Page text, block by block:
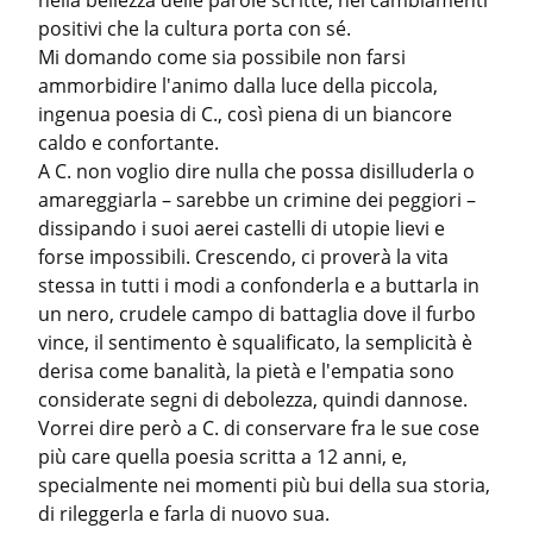
positivi che la cultura porta con sé.
Mi domando come sia possibile non farsi
ammorbidire l'animo dalla luce della piccola,
ingenua poesia di C., così piena di un biancore
caldo e confortante.
A C. non voglio dire nulla che possa disilluderla o
amareggiarla – sarebbe un crimine dei peggiori –
dissipando i suoi aerei castelli di utopie lievi e
forse impossibili. Crescendo, ci proverà la vita
stessa in tutti i modi a confonderla e a buttarla in
un nero, crudele campo di battaglia dove il furbo
vince, il sentimento è squalificato, la semplicità è
derisa come banalità, la pietà e l'empatia sono
considerate segni di debolezza, quindi dannose.
Vorrei dire però a C. di conservare fra le sue cose
più care quella poesia scritta a 12 anni, e,
specialmente nei momenti più bui della sua storia,
di rileggerla e farla di nuovo sua.